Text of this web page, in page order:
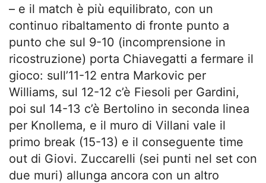
– e il match è più equilibrato, con un
continuo ribaltamento di fronte punto a
punto che sul 9-10 (incomprensione in
ricostruzione) porta Chiavegatti a fermare il
gioco: sull’11-12 entra Markovic per
Williams, sul 12-12 c’è Fiesoli per Gardini,
poi sul 14-13 c’è Bertolino in seconda linea
per Knollema, e il muro di Villani vale il
primo break (15-13) e il conseguente time
out di Giovi. Zuccarelli (sei punti nel set con
due muri) allunga ancora con un altro